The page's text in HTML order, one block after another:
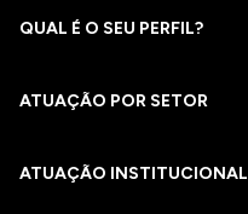
QUAL É O SEU PERFIL?
ATUAÇÃO POR SETOR
ATUAÇÃO INSTITUCIONAL